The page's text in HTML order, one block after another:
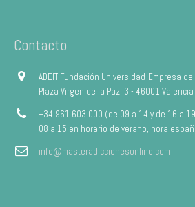
Contacto
ADEIT Fundación Universidad-Empresa
Plaza Virgen de la Paz, 3 - 46001
+34 961 603 000 (de 09 a 14 y de 16 a
08 a 15 en horario de verano, hora
info@masteradiccionesonline.com